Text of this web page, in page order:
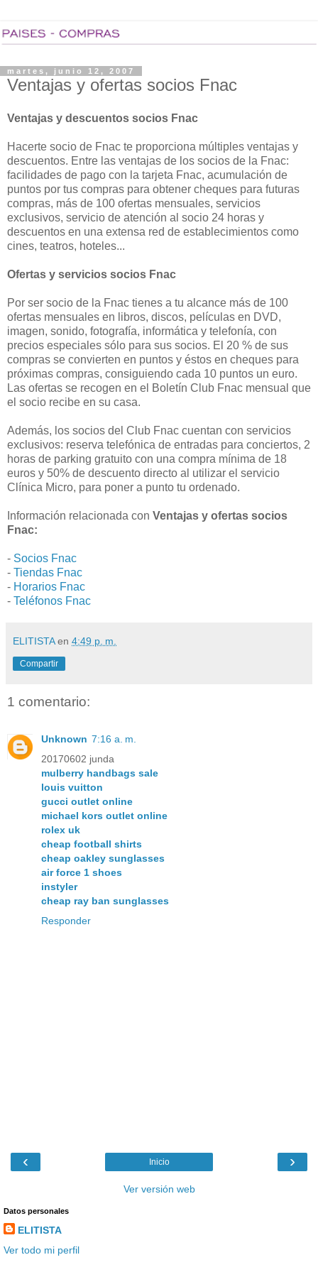
martes, junio 12, 2007
Ventajas y ofertas socios Fnac
Ventajas y descuentos socios Fnac
Hacerte socio de Fnac te proporciona múltiples ventajas y
descuentos. Entre las ventajas de los socios de la Fnac:
facilidades de pago con la tarjeta Fnac, acumulación de
puntos por tus compras para obtener cheques para futuras
compras, más de 100 ofertas mensuales, servicios
exclusivos, servicio de atención al socio 24 horas y
descuentos en una extensa red de establecimientos como
cines, teatros, hoteles...
Ofertas y servicios socios Fnac
Por ser socio de la Fnac tienes a tu alcance más de 100
ofertas mensuales en libros, discos, películas en DVD,
imagen, sonido, fotografía, informática y telefonía, con
precios especiales sólo para sus socios. El 20 % de sus
compras se convierten en puntos y éstos en cheques para
próximas compras, consiguiendo cada 10 puntos un euro.
Las ofertas se recogen en el Boletín Club Fnac mensual que
el socio recibe en su casa.
Además, los socios del Club Fnac cuentan con servicios
exclusivos: reserva telefónica de entradas para conciertos, 2
horas de parking gratuito con una compra mínima de 18
euros y 50% de descuento directo al utilizar el servicio
Clínica Micro, para poner a punto tu ordenado.
Información relacionada con Ventajas y ofertas socios
Fnac:
- Socios Fnac
- Tiendas Fnac
- Horarios Fnac
- Teléfonos Fnac
ELITISTA en 4:49 p. m.
Compartir
1 comentario:
Unknown 7:16 a. m.
20170602 junda
mulberry handbags sale
louis vuitton
gucci outlet online
michael kors outlet online
rolex uk
cheap football shirts
cheap oakley sunglasses
air force 1 shoes
instyler
cheap ray ban sunglasses
Responder
‹ ›
Inicio
Ver versión web
Datos personales
ELITISTA
Ver todo mi perfil